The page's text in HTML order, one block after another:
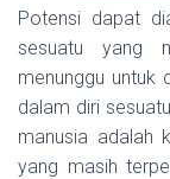
Potensi dapat
sesuatu yang
menunggu untuk
dalam diri
manusia adalah
yang masih